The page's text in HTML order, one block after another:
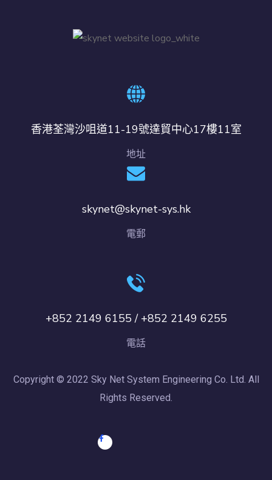
香港荃灣沙咀道11-19號達貿中心17樓11室
地址
skynet@skynet-sys.hk
電郵
+852 2149 6155 / +852 2149 6255
電話
Copyright © 2022 Sky Net System Engineering Co. Ltd. All
Rights Reserved.